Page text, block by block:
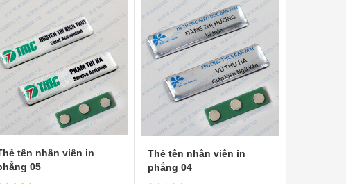
tên nhân viên in
05
Thẻ tên nhân viên in
phẳng 04